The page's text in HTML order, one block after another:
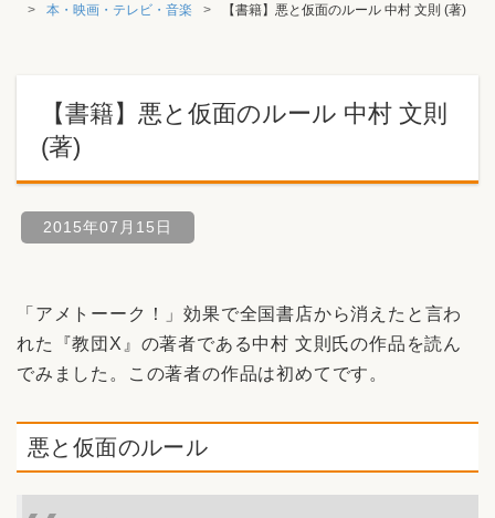
本・映画・テレビ・音楽
【書籍】悪と仮面のルール 中村 文則 (著)
【書籍】悪と仮面のルール 中村 文則
(著)
2015年07月15日
「アメトーーク！」効果で全国書店から消えたと言わ
れた『教団X』の著者である中村 文則氏の作品を読ん
でみました。この著者の作品は初めてです。
悪と仮面のルール